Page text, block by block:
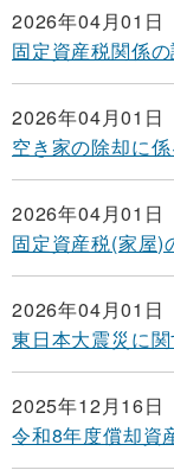
2026年04月01日
固定資産税関係
2026年04月01日
空き家の除却に
2026年04月01日
固定資産税(家屋)
2026年04月01日
東日本大震災に
2025年12月16日
令和8年度償却資